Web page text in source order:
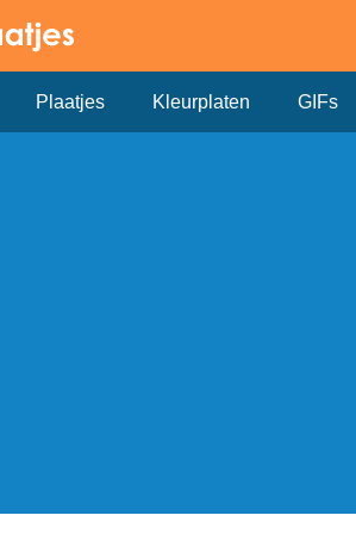
Plaatjes Kleurplaten GIFs